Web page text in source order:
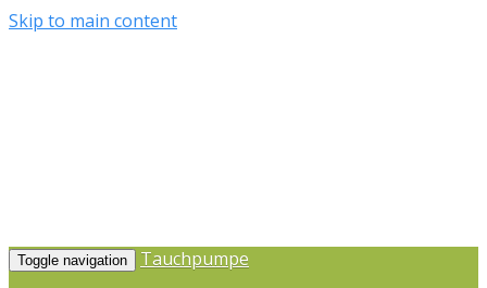
Skip to main content
Toggle navigation
Tauchpumpe